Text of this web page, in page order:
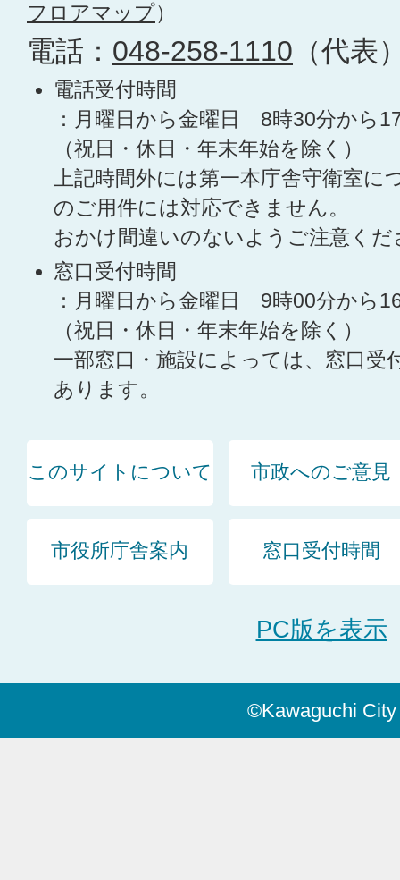
フロアマップ）
電話： 048-258-1110 （代表
電話受付時間
：月曜日から金曜日 8時30分から
（祝日・休日・年末年始を除く）
上記時間外には第一本庁舎守衛室に
のご用件には対応できません。
おかけ間違いのないようご注意くだ
窓口受付時間
：月曜日から金曜日 9時00分から
（祝日・休日・年末年始を除く）
一部窓口・施設によっては、窓口受
あります。
このサイトについて 市政へのご意見
市役所庁舎案内 窓口受付時間
PC版を表示
©Kawaguchi City